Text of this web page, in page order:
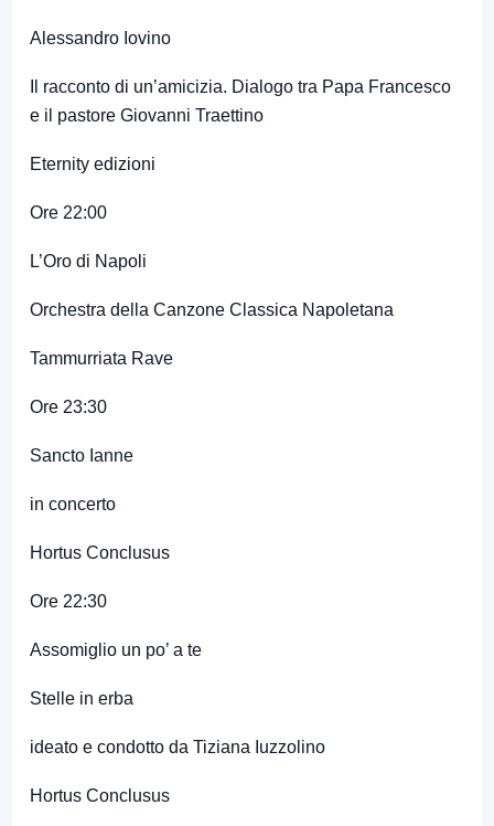
Alessandro Iovino
Il racconto di un’amicizia. Dialogo tra Papa Francesco
e il pastore Giovanni Traettino
Eternity edizioni
Ore 22:00
L’Oro di Napoli
Orchestra della Canzone Classica Napoletana
Tammurriata Rave
Ore 23:30
Sancto Ianne
in concerto
Hortus Conclusus
Ore 22:30
Assomiglio un po’ a te
Stelle in erba
ideato e condotto da Tiziana Iuzzolino
Hortus Conclusus